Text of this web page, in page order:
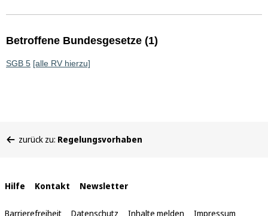
Betroffene Bundesgesetze (1)
SGB 5 [alle RV hierzu]
befinden
zurück zu: Regelungsvorhaben
Interne
Links
Hilfe Kontakt Newsletter
Barrierefreiheit Datenschutz Inhalte melden Impressum